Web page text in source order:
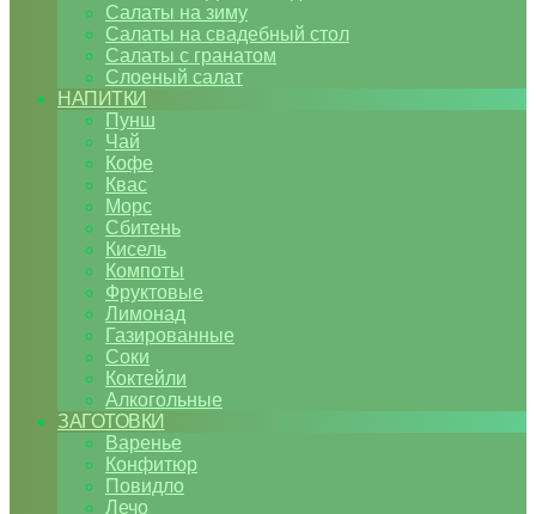
Салаты на зиму
Салаты на свадебный стол
Салаты с гранатом
Слоеный салат
НАПИТКИ
Пунш
Чай
Кофе
Квас
Морс
Сбитень
Кисель
Компоты
Фруктовые
Лимонад
Газированные
Соки
Коктейли
Алкогольные
ЗАГОТОВКИ
Варенье
Конфитюр
Повидло
Лечо